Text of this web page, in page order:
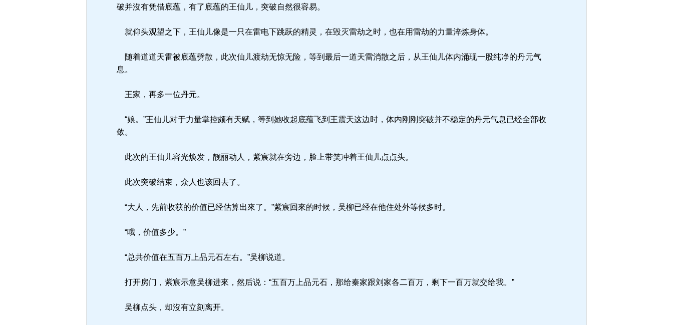
破并沒有凭借底蕴，有了底蕴的王仙儿，突破自然很容易。
就仰头观望之下，王仙儿像是一只在雷电下跳跃的精灵，在毁灭雷劫之时，也在用雷劫的力量淬炼身体。
随着道道天雷被底蕴劈散，此次仙儿渡劫无惊无险，等到最后一道天雷消散之后，从王仙儿体内涌现一股纯净的丹元气
息。
王家，再多一位丹元。
“娘。”王仙儿对于力量掌控颇有天赋，等到她收起底蕴飞到王震天这边时，体内刚刚突破并不稳定的丹元气息已经全部收
敛。
此次的王仙儿容光焕发，靓丽动人，紫宸就在旁边，脸上带笑冲着王仙儿点点头。
此次突破结束，众人也该回去了。
“大人，先前收获的价值已经估算出來了。”紫宸回來的时候，吴柳已经在他住处外等候多时。
“哦，价值多少。”
“总共价值在五百万上品元石左右。”吴柳说道。
打开房门，紫宸示意吴柳进來，然后说：“五百万上品元石，那给秦家跟刘家各二百万，剩下一百万就交给我。”
吴柳点头，却沒有立刻离开。